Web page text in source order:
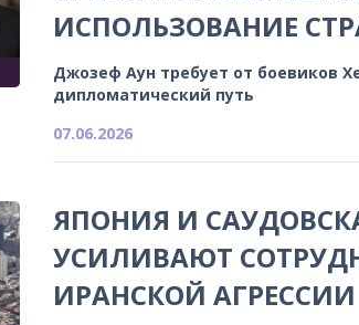
ИСПОЛЬЗОВАНИЕ
Джозеф Аун требует от боевиков
дипломатический путь
07.06.2026
ЯПОНИЯ И
УСИЛИВАЮТ
ИРАНСКОЙ АГРЕССИИ